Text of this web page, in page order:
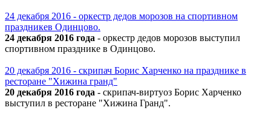
24 декабря 2016 - оркестр дедов морозов на спортивном
праздникев Одинцово.
24 декабря 2016 года - оркестр дедов морозов выступил
спортивном празднике в Одинцово.
20 декабря 2016 - скрипач Борис Харченко на празднике в
ресторане "Хижина гранд"
20 декабря 2016 года - скрипач-виртуоз Борис Харченко
выступил в ресторане "Хижина Гранд".